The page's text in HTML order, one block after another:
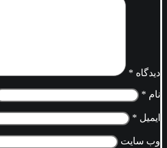
دیدگاه *
نام *
ایمیل *
وب‌ سایت